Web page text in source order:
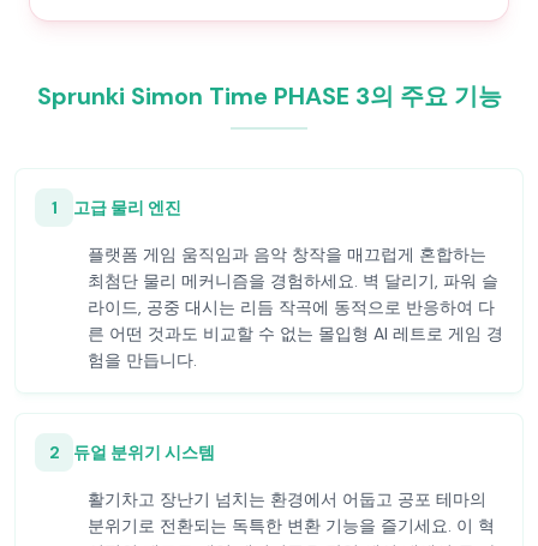
Sprunki Simon Time PHASE 3의 주요 기능
1 고급 물리 엔진
플랫폼 게임 움직임과 음악 창작을 매끄럽게 혼합하는
최첨단 물리 메커니즘을 경험하세요. 벽 달리기, 파워 슬
라이드, 공중 대시는 리듬 작곡에 동적으로 반응하여 다
른 어떤 것과도 비교할 수 없는 몰입형 AI 레트로 게임 경
험을 만듭니다.
2 듀얼 분위기 시스템
활기차고 장난기 넘치는 환경에서 어둡고 공포 테마의
분위기로 전환되는 독특한 변환 기능을 즐기세요. 이 혁